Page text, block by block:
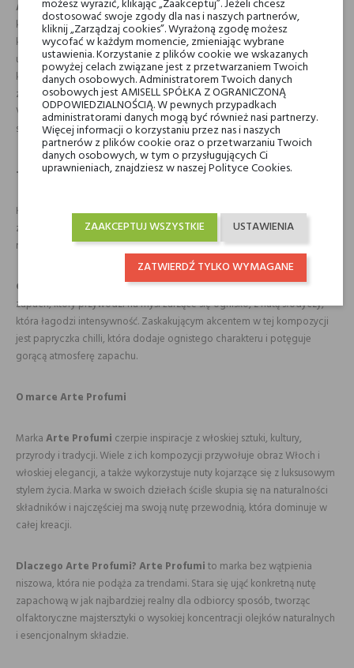
Arte Profumi Velvet Rougeto kompozycja, która może początkowo
kojarzyć się z zapachem róży, jednak w rzeczywistości jest to orientalno-
kwiatowy zapach pełen przypraw, osadzony na słodkim tle. W jej głębi,
ukryte pod barwami czerni i czerwieni, rozbudzają zmysły nuty kakao i
kawy, podczas gdy pikantny akcent chilli łagodzi sensualną lukrecję. To
zapach daleki od lekkości – raczej gorący, intensywny i dominujący.
Velvet Rouge wyróżnia się znakomitą projekcją i trwałością, otulając
skórę przez wiele godzin, nie tracąc przy tym swojej mocy.
Jak używać Arte Profumi Velvet Rouge?
Kompozycję tę warto wybrać w chłodniejsze dni, zwłaszcza jesienno-
zimową porą. Nanieś na skórę w miejscach pulsujących, aby zapach
mógł się rozwijać i utrzymywać przez cały dzień.
Co wyróżnia te perfumy?PerfumyArte Profumi Velvet Rouge
zapach, który przywodzi na myśl żarzące się ognisko, z nutą słodyczy,
która łagodzi intensywność. Zaskakującym akcentem w tej kompozycji
jest papryczka chilli, która dodaje ognistego charakteru i potęguje
gorącą atmosferę zapachu.
O marce Arte Profumi
MarkaArte Profumi czerpie inspiracje z włoskiej sztuki, kultury,
przyrody i tradycji. Wiele z ich kompozycji przywołuje obraz Włoch i
włoskiej elegancji, a także wykorzystuje nuty kojarzące się z luksusowym
stylem życia. Marka w swoich dziełach ściśle skupia się na naturalności
składników i najczęściej ma swoją nutę przewodnią, która dominuje w
całej kreacji.
Dlaczego Arte Profumi?Arte Profumito marka bez wątpienia
niszowa, która nie podąża za trendami. Stara się ująć konkretną nutę
zapachową w jak najbardziej realny dla odbiorcy sposób, tworząc
olfaktoryczne majstersztyki o wysokiej koncentracji olejków naturalnych
i esencjonalnym składzie.
możesz wyrazić, klikając „Zaakceptuj”. Jeżeli chcesz
dostosować swoje zgody dla nas i naszych partnerów,
kliknij „Zarządzaj cookies”. Wyrażoną zgodę możesz
wycofać w każdym momencie, zmieniając wybrane
ustawienia. Korzystanie z plików cookie we wskazanych
powyżej celach związane jest z przetwarzaniem Twoich
danych osobowych. Administratorem Twoich danych
osobowych jest AMISELL SPÓŁKA Z OGRANICZONĄ
ODPOWIEDZIALNOŚCIĄ. W pewnych przypadkach
administratorami danych mogą być również nasi partnerzy.
Więcej informacji o korzystaniu przez nas i naszych
partnerów z plików cookie oraz o przetwarzaniu Twoich
danych osobowych, w tym o przysługujących Ci
uprawnieniach, znajdziesz w naszej Polityce Cookies.
USTAWIENIA
ZAAKCEPTUJ WSZYSTKIE
ZATWIERDŹ TYLKO WYMAGANE